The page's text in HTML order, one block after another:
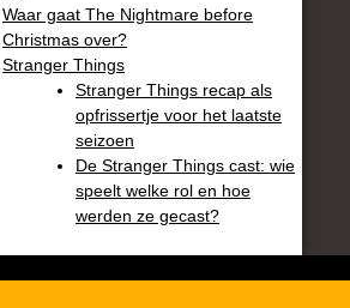
Waar gaat The Nightmare before
Christmas over?
Stranger Things
Stranger Things recap als
opfrissertje voor het laatste
seizoen
De Stranger Things cast: wie
speelt welke rol en hoe
werden ze gecast?